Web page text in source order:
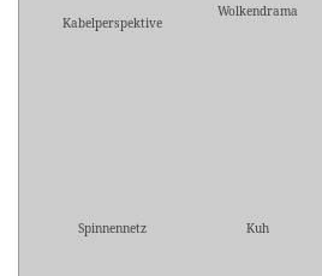
Kabelperspektive
Wolkendrama
Spinnennetz Kuh